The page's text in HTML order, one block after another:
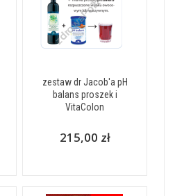
zestaw dr Jacob'a pH
balans proszek i
VitaColon
215,00 zł